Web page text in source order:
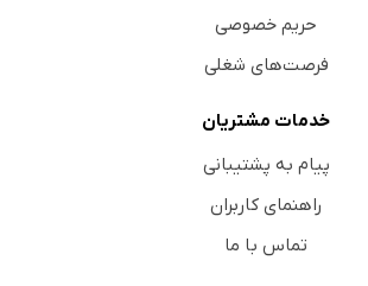
حریم خصوصی
فرصت‌های شغلی
خدمات مشتریان
پیام به پشتیبانی
راهنمای کاربران
تماس با ما